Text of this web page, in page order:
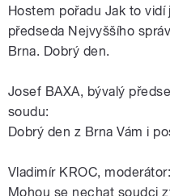
Hostem pořadu Jak to
předseda Nejvyššího
Brna. Dobrý den.
Josef BAXA, bývalý
soudu:
Dobrý den z Brna Vám i
Vladimír KROC, moderátor:
Mohou se nechat soudci